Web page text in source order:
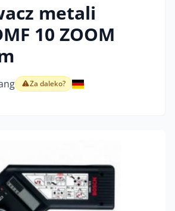
metali
10 ZOOM
Za daleko?